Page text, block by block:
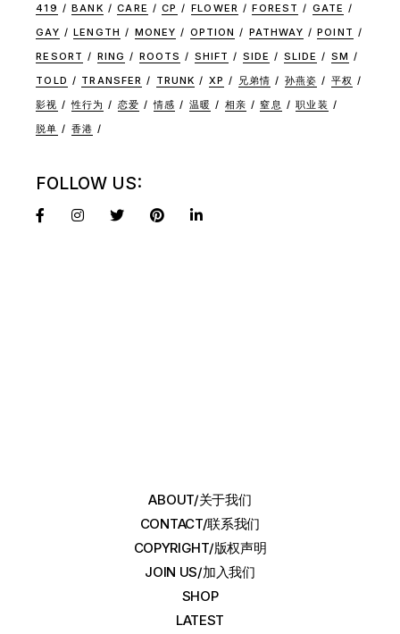
419 BANK CARE CP FLOWER FOREST
GATE
GAY
LENGTH MONEY OPTION PATHWAY
POINT
RESORT
RING ROOTS SHIFT SIDE SLIDE
SM
TOLD
TRANSFER TRUNK XP 兄弟情 孙燕姿
平权
影视
性行为 恋爱 情感 温暖 相亲 窒息
职业装
脱单
香港
FOLLOW US:
ABOUT/关于我们
CONTACT/联系我们
COPYRIGHT/版权声明
JOIN US/加入我们
SHOP
LATEST